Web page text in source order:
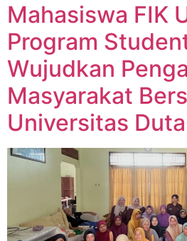
Mahasiswa FIK
Program
Wujudkan
Masyarakat
Universitas